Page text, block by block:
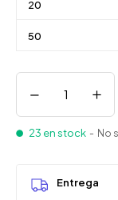
20
50
23 en stock - No
Entrega